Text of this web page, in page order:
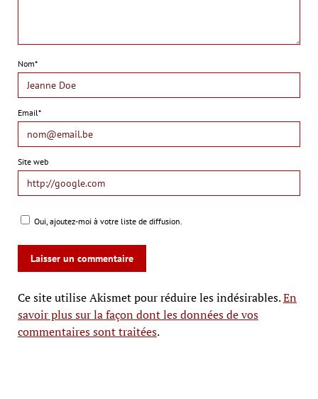
Nom*
Email*
Site web
Oui, ajoutez-moi à votre liste de diffusion.
Ce site utilise Akismet pour réduire les indésirables.En
savoir plus sur la façon dont les données de vos
commentaires sont traitées.